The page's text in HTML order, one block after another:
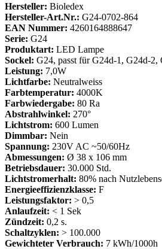
Hersteller: Bioledex
Hersteller-Art.Nr.: G24-0702-864
EAN Nummer: 4260164888647
Serie: G24
Produktart: LED Lampe
Sockel: G24, passt für G24d-1, G24d-2,
Leistung: 7,0W
Lichtfarbe: Neutralweiss
Farbtemperatur: 4000K
Farbwiedergabe: 80 Ra
Abstrahlwinkel: 270°
Lichtstrom: 600 Lumen
Dimmbar: Nein
Spannung: 230V AC ~50/60Hz
Abmessungen: Ø 38 x 106 mm
Betriebsdauer: 30.000 Std.
Lichtstromerhalt: 80% nach
Energieeffizienzklasse: F
Leistungsfaktor: > 0,5
Anlaufzeit: < 1 Sek
Zündzeit: 0,2 s.
Schaltzyklen: > 100.000
Gewichteter Verbrauch: 7 kWh/1000h